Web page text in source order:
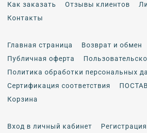
Как заказать
Отзывы клиентов
Контакты
Главная страница
Возврат и обмен
Публичная оферта
Политика обработки персональных
Сертификация соответствия
Корзина
Вход в личный кабинет